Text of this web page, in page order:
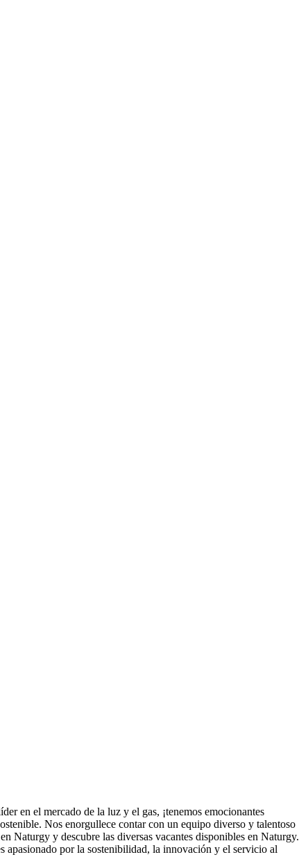
en el mercado de la luz y el gas, ¡tenemos emocionantes
Nos enorgullece contar con un equipo diverso y talentoso
Naturgy y descubre las diversas vacantes disponibles en Naturgy.
apasionado por la sostenibilidad, la innovación y el servicio al